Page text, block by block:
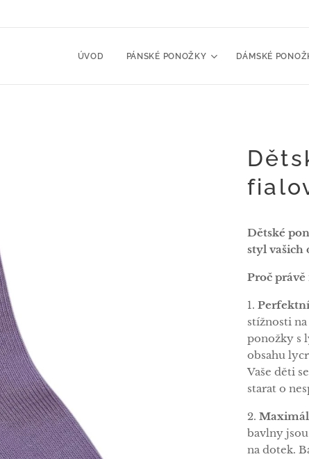
ÚVOD PÁNSKÉ PONOŽKY DÁMSKÉ
Dětské
styl vašich
Proč právě
1.
stížnosti
ponožky s
obsahu
Vaše děti
starat o
2.
bavlny
na dotek.